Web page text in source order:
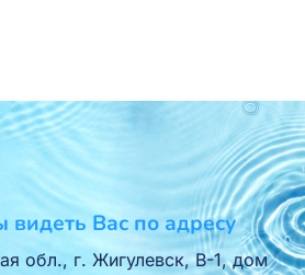
видеть Вас по адресу
обл., г. Жигулевск, В-1, дом